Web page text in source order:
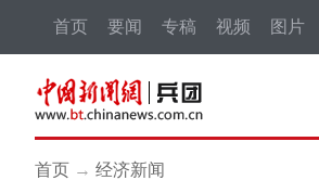
首页 要闻 专稿 视频 图片
首页 → 经济新闻